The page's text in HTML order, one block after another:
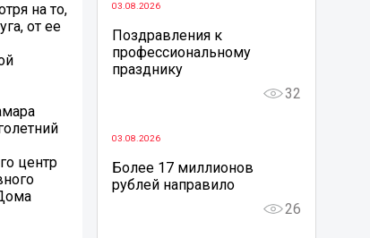
на то,
от ее
центр
03.08.2026
Поздравления к
профессиональному
празднику
32
03.08.2026
Более 17 миллионов
рублей направило
26